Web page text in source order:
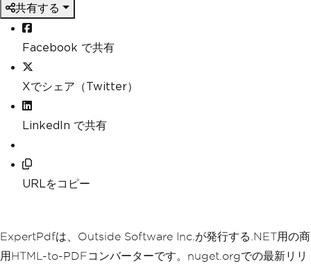
共有する
Facebook で共有
Xでシェア（Twitter）
LinkedIn で共有
URLをコピー
ExpertPdfは、Outside Software Inc.が発行する.NET用の商
用HTML-to-PDFコンバーターです。nuget.orgでの最新リリ